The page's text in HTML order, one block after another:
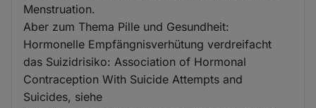
Menstruation.
Aber zum Thema Pille und Gesundheit:
Hormonelle Empfängnisverhütung verdreifacht
das Suizidrisiko: Association of Hormonal
Contraception With Suicide Attempts and
Suicides, siehe